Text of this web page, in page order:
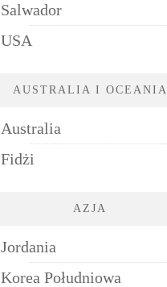
Salwador
USA
AUSTRALIA I OCEANIA
Australia
Fidżi
AZJA
Jordania
Korea Południowa